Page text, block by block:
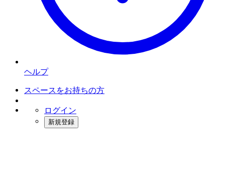
ヘルプ
スペースをお持ちの方
ログイン
新規登録